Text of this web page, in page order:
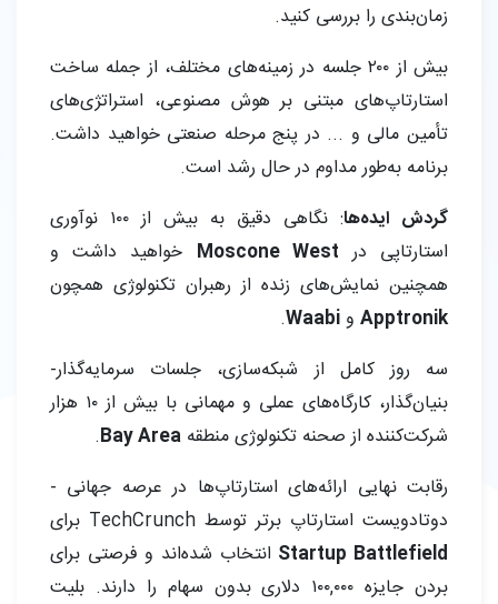
زمان‌بندی را بررسی کنید.
بیش از ۲۰۰ جلسه در زمینه‌های مختلف، از جمله ساخت
استارتاپ‌های مبتنی بر هوش مصنوعی، استراتژی‌های
تأمین مالی و ... در پنج مرحله صنعتی خواهید داشت.
برنامه به‌طور مداوم در حال رشد است.
گردش ایده‌ها
: نگاهی دقیق به بیش از ۱۰۰ نوآوری
استارتاپی در Moscone West خواهید داشت و
همچنین نمایش‌های زنده از رهبران تکنولوژی همچون
Apptronik وWaabi
.
سه روز کامل از شبکه‌سازی، جلسات سرمایه‌گذار-
بنیان‌گذار، کارگاه‌های عملی و مهمانی با بیش از ۱۰ هزار
شرکت‌کننده از صحنه تکنولوژی منطقه Bay Area
.
رقابت نهایی ارائه‌های استارتاپ‌ها در عرصه جهانی -
دوتادویست استارتاپ برتر توسط TechCrunch برای
Startup Battlefield انتخاب شده‌اند و فرصتی برای
بردن جایزه ۱۰۰,۰۰۰ دلاری بدون سهام را دارند. بلیت